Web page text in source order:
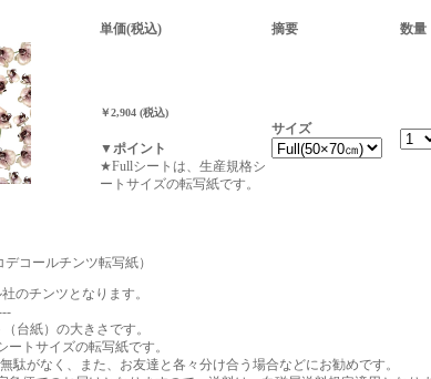
単価(税込) 摘要 数量
￥2,904 (税込)
▼ポイント
★Fullシートは、生産規格シ
ートサイズの転写紙です。
サイズ
コールチンツ転写紙）
のチンツとなります。
台紙）の大きさです。
トサイズの転写紙です。
駄がなく、また、お友達と各々分け合う場合などにお勧めです。